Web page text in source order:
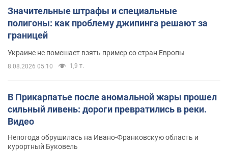
Значительные штрафы и специальные
полигоны: как проблему джипинга решают за
границей
Украине не помешает взять пример со стран Европы
8.08.2026 05:10 1,9 т.
В Прикарпатье после аномальной жары прошел
сильный ливень: дороги превратились в реки.
Видео
Непогода обрушилась на Ивано-Франковскую область и
курортный Буковель